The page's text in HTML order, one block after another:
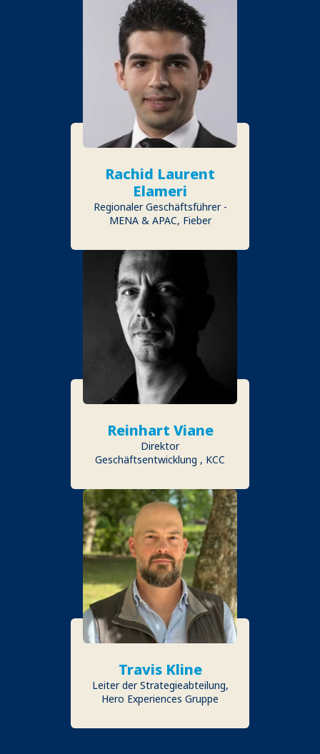
Rachid Laurent
Elameri
Regionaler Geschäftsführer -
MENA & APAC, Fieber
Reinhart Viane
Direktor
Geschäftsentwicklung , KCC
Travis Kline
Leiter der Strategieabteilung,
Hero Experiences Gruppe